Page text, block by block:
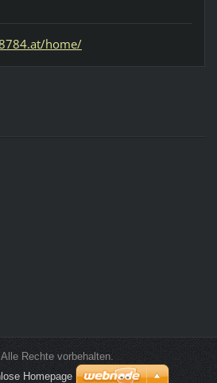
home/
Rechte vorbehalten.
Homepage